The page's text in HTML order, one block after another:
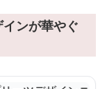
ンが華やぐ